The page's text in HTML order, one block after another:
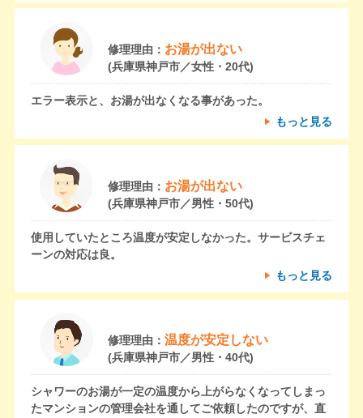
修理理由： お湯が出ない
(兵庫県神戸市／女性・20代)
エラー表示と、お湯が出なくなる事があった。
もっと見る
修理理由： お湯が出ない
(兵庫県神戸市／男性・50代)
使用していたところ温度が安定しなかった。サービスチェ
ーンの対応は良。
もっと見る
修理理由： 温度が安定しない
(兵庫県神戸市／男性・40代)
シャワーのお湯が一定の温度から上がらなくなってしまっ
たマンションの管理会社を通してご依頼したのですが、直